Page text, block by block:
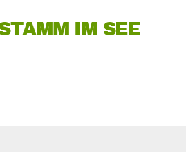
IM SEE